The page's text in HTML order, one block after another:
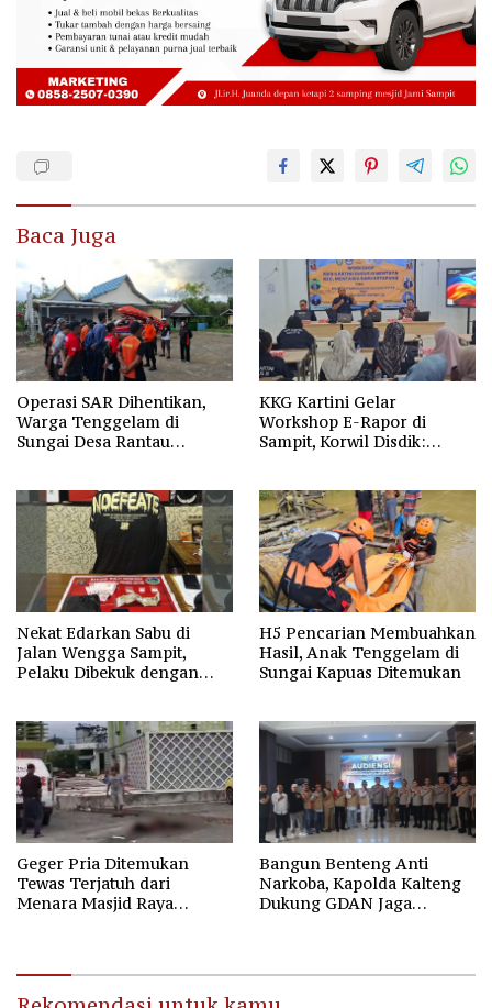
Baca Juga
Operasi SAR Dihentikan,
Warga Tenggelam di
Sungai Desa Rantau
KKG Kartini Gelar
Workshop E-Rapor di
Sampit, Korwil Disdik:
Nekat Edarkan Sabu di
Jalan Wengga Sampit,
Pelaku Dibekuk dengan
H5 Pencarian Membuahkan
Hasil, Anak Tenggelam di
Sungai Kapuas Ditemukan
Geger Pria Ditemukan
Tewas Terjatuh dari
Menara Masjid Raya
Bangun Benteng Anti
Narkoba, Kapolda Kalteng
Dukung GDAN Jaga